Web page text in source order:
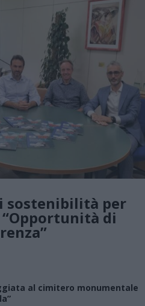
sostenibilità per
di
al cimitero monumentale